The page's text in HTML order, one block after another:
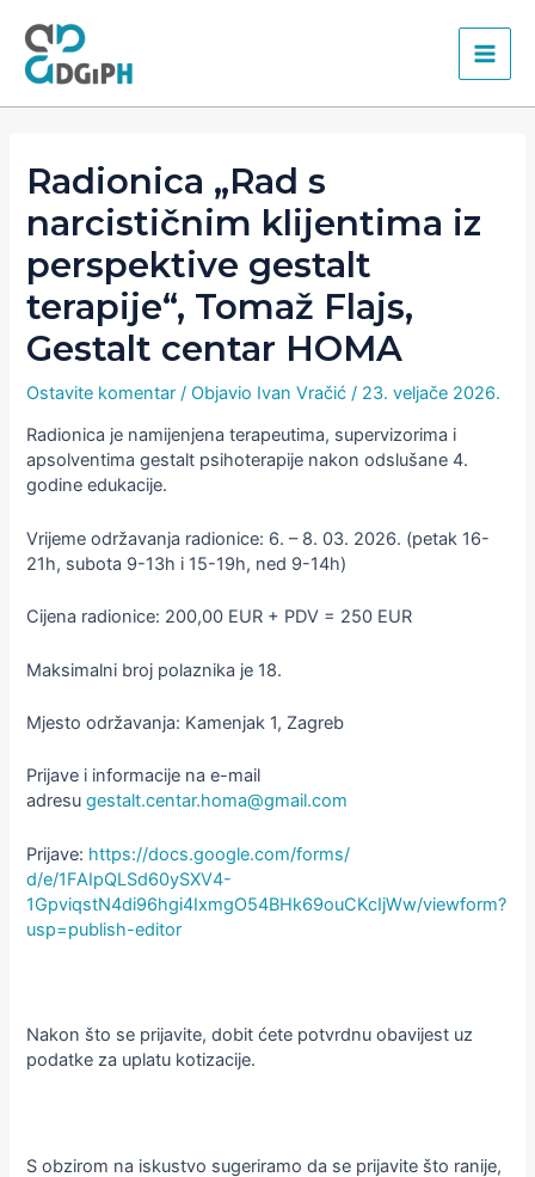
content
Main
Radionica „Rad s
narcističnim klijentima iz
perspektive gestalt
terapije“, Tomaž Flajs,
Gestalt centar HOMA
Ostavite komentar / Objavio Ivan Vračić/ 23. veljače 2026.
Radionica je namijenjena terapeutima, supervizorima i
apsolventima gestalt psihoterapije nakon odslušane 4.
godine edukacije.
Vrijeme održavanja radionice: 6. – 8. 03. 2026. (petak 16-
21h, subota 9-13h i 15-19h, ned 9-14h)
Cijena radionice: 200,00 EUR + PDV = 250 EUR
Maksimalni broj polaznika je 18.
Mjesto održavanja: Kamenjak 1, Zagreb
Prijave i informacije na e-mail
adresugestalt.centar.homa@gmail.com
Prijave: https://docs.google.com/forms/
d/e/1FAIpQLSd60ySXV4-
1GpviqstN4di96hgi4IxmgO54BHk69ouCKcIjWw/viewform?
usp=publish-editor
Nakon što se prijavite, dobit ćete potvrdnu obavijest uz
podatke za uplatu kotizacije.
S obzirom na iskustvo sugeriramo da se prijavite što ranije,